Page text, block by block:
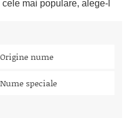
mai populare, alege-l
Origine nume
Nume speciale